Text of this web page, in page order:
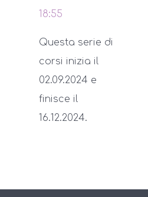
18:55
Questa serie di
corsi inizia il
02.09.2024 e
finisce il
16.12.2024.